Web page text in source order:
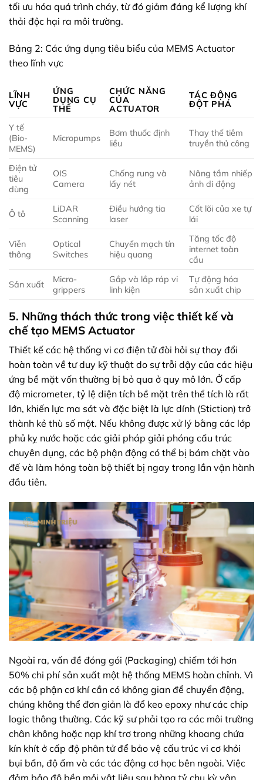
tối ưu hóa quá trình cháy, từ đó giảm đáng kể lượng khí
thải độc hại ra môi trường.
Bảng 2: Các ứng dụng tiêu biểu của MEMS Actuator
theo lĩnh vực
LĨNH
VỰC
ỨNG
DỤNG CỤ
THỂ
CHỨC NĂNG
CỦA
ACTUATOR
TÁC ĐỘNG
ĐỘT PHÁ
Y tế
(Bio-
MEMS)
Micropumps
Bơm thuốc định
liều
Thay thế tiêm
truyền thủ công
Điện tử
tiêu
dùng
OIS
Camera
Chống rung và
lấy nét
Nâng tầm nhiếp
ảnh di động
Ô tô
LiDAR
Scanning
Điều hướng tia
laser
Cốt lõi của xe tự
lái
Viễn
thông
Optical
Switches
Chuyển mạch tín
hiệu quang
Tăng tốc độ
internet toàn
cầu
Sản xuất
Micro-
grippers
Gắp và lắp ráp vi
linh kiện
Tự động hóa
sản xuất chip
5. Những thách thức trong việc thiết kế và
chế tạo MEMS Actuator
Thiết kế các hệ thống vi cơ điện tử đòi hỏi sự thay đổi
hoàn toàn về tư duy kỹ thuật do sự trỗi dậy của các hiệu
ứng bề mặt vốn thường bị bỏ qua ở quy mô lớn. Ở cấp
độ micrometer, tỷ lệ diện tích bề mặt trên thể tích là rất
lớn, khiến lực ma sát và đặc biệt là lực dính (Stiction) trở
thành kẻ thù số một. Nếu không được xử lý bằng các lớp
phủ kỵ nước hoặc các giải pháp giải phóng cấu trúc
chuyên dụng, các bộ phận động có thể bị bám chặt vào
đế và làm hỏng toàn bộ thiết bị ngay trong lần vận hành
đầu tiên.
Ngoài ra, vấn đề đóng gói (Packaging) chiếm tới hơn
50% chi phí sản xuất một hệ thống MEMS hoàn chỉnh. Vì
các bộ phận cơ khí cần có không gian để chuyển động,
chúng không thể đơn giản là đổ keo epoxy như các chip
logic thông thường. Các kỹ sư phải tạo ra các môi trường
chân không hoặc nạp khí trơ trong những khoang chứa
kín khít ở cấp độ phân tử để bảo vệ cấu trúc vi cơ khỏi
bụi bẩn, độ ẩm và các tác động cơ học bên ngoài. Việc
đảm bảo độ bền mỏi vật liệu sau hàng tỷ chu kỳ vận